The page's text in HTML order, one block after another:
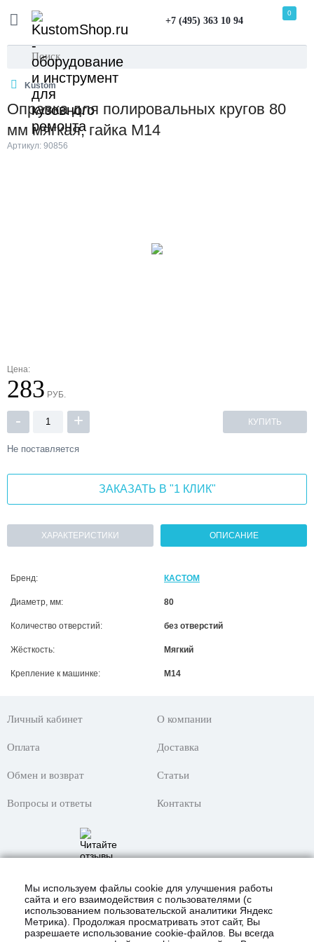
+7 (495) 363 10 94
0
Kustom
Оправка для полировальных кругов 80
мм мягкая, гайка М14
Артикул: 90856
Цена:
283 РУБ.
- + КУПИТЬ
Не поставляется
ЗАКАЗАТЬ В "1 КЛИК"
ХАРАКТЕРИСТИКИ ОПИСАНИЕ
Бренд: КАСТОМ
Диаметр, мм: 80
Количество отверстий: без отверстий
Жёсткость: Мягкий
Крепление к машинке: M14
Личный кабинет О компании
Оплата Доставка
Обмен и возврат Статьи
Вопросы и ответы Контакты
Мы используем файлы cookie для улучшения работы
сайта и его взаимодействия с пользователями (с
использованием пользовательской аналитики Яндекс
Метрика). Продолжая просматривать этот сайт, Вы
разрешаете использование cookie-файлов. Вы всегда